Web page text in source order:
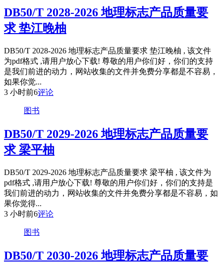
DB50/T 2028-2026 地理标志产品质量要
求 垫江晚柚
DB50/T 2028-2026 地理标志产品质量要求 垫江晚柚 , 该文件
为pdf格式 ,请用户放心下载! 尊敬的用户你们好，你们的支持
是我们前进的动力，网站收集的文件并免费分享都是不容易，
如果你觉...
3 小时前6评论
图书
DB50/T 2029-2026 地理标志产品质量要
求 梁平柚
DB50/T 2029-2026 地理标志产品质量要求 梁平柚 , 该文件为
pdf格式 ,请用户放心下载! 尊敬的用户你们好，你们的支持是
我们前进的动力，网站收集的文件并免费分享都是不容易，如
果你觉得...
3 小时前6评论
图书
DB50/T 2030-2026 地理标志产品质量要